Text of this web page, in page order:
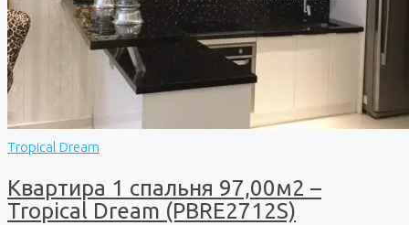
Tropical Dream
Квартира 1 спальня 97,00м2 –
Tropical Dream (PBRE2712S)